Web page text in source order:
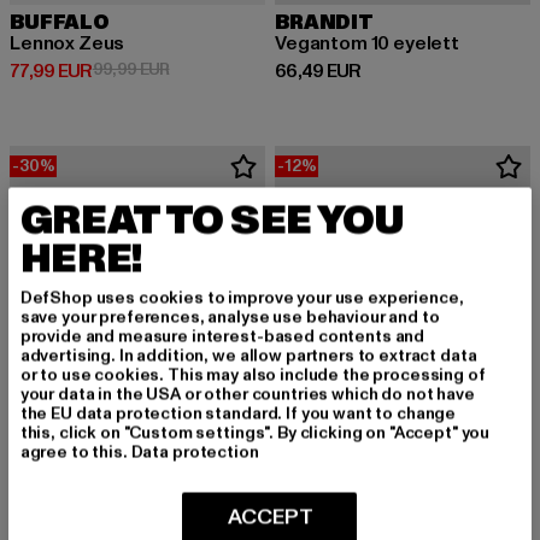
BUFFALO
Lennox Zeus
77,99 EUR
Derzeitiger Preis: 77,99 EUR
99,99 EURAktionspreis: 99,99 EUR
BRANDIT
Vegantom 10 eyelett
66,49 EUR
Derzeitiger Preis: 66,49 EUR
-30% -12%
BUFFALO
GREAT TO SEE YOU
HERE!
DefShop uses cookies to improve your use experience,
save your preferences, analyse use behaviour and to
provide and measure interest-based contents and
advertising. In addition, we allow partners to extract data
or to use cookies. This may also include the processing of
your data in the USA or other countries which do not have
the EU data protection standard. If you want to change
this, click on "Custom settings". By clicking on "Accept" you
agree to this. Data protection
ACCEPT